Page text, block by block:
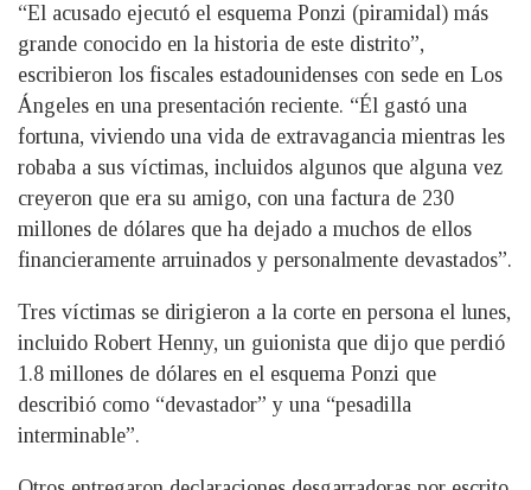
“El acusado ejecutó el esquema Ponzi (piramidal) más
grande conocido en la historia de este distrito”,
escribieron los fiscales estadounidenses con sede en Los
Ángeles en una presentación reciente. “Él gastó una
fortuna, viviendo una vida de extravagancia mientras les
robaba a sus víctimas, incluidos algunos que alguna vez
creyeron que era su amigo, con una factura de 230
millones de dólares que ha dejado a muchos de ellos
financieramente arruinados y personalmente devastados”.
Tres víctimas se dirigieron a la corte en persona el lunes,
incluido Robert Henny, un guionista que dijo que perdió
1.8 millones de dólares en el esquema Ponzi que
describió como “devastador” y una “pesadilla
interminable”.